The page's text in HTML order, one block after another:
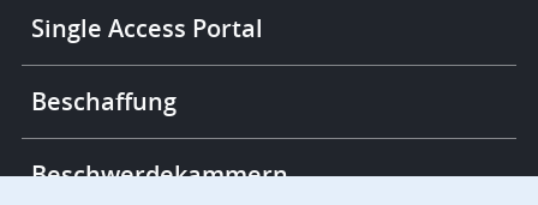
Single Access Portal
Beschaffung
Beschwerdekammern